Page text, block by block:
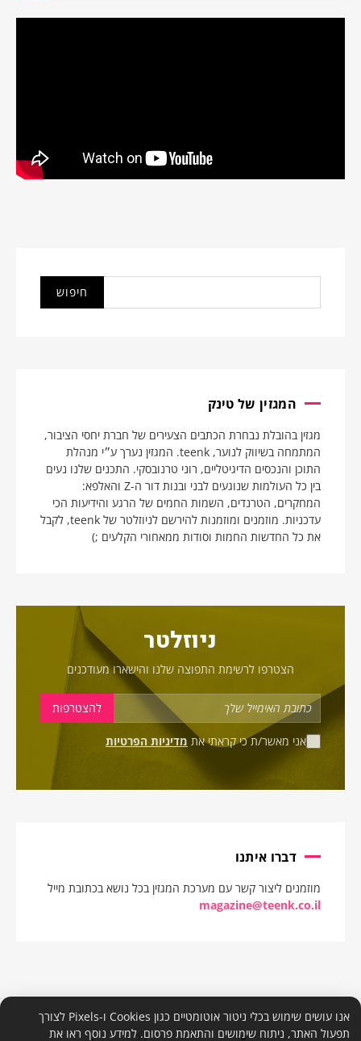
המגזין של טינק
מגזין בהובלת נבחרת הכתבים הצעירים של חברת יחסי הציבור,
המתמחה בשיווק לנוער, teenk. המגזין נערך ע״י מנהלת
התוכן והנכסים הדיגיטליים, רוני טרנובסקי. התכנים שלנו נעים
בין כל העולמות שנוגעים לבני ובנות דור ה-Z והאלפא:
המחקרים, הטרנדים, השמות החמים של הרגע והידיעות הכי
עדכניות. מוזמנים ומוזמנות להירשם לניוזלטר של teenk, לקבל
את כל החדשות החמות וסודות ממאחורי הקלעים ;)
ניוזלטר
הצטרפו לרשימת התפוצה שלנו והישארו מעודכנים
אני מאשר/ת כי קראתי את מדיניות הפרטיות
דברו איתנו
מוזמנים ליצור קשר עם מערכת המגזין בכל נושא בכתובת מייל
magazine@teenk.co.il
אנו עושים שימוש בכלי ניטור אוטומטיים כגון Cookies ו-Pixels לצורך
תפעול האתר, ניתוח שימושים והתאמת פרסום. למידע נוסף ראו את